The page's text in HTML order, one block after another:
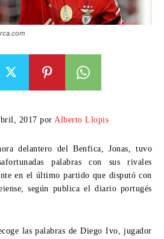
2017 por Alberto Llopis
delantero del Benfica, Jonas, tuvo
palabras con sus rivales
en el último partido que disputó con
según publica el diario portugés
las palabras de Diego Ivo, jugador